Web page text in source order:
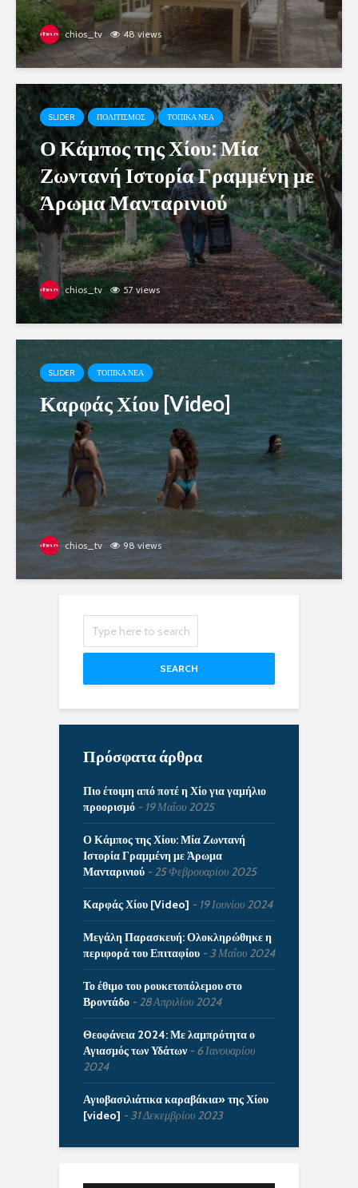
chios_tv 48 views
SLIDER ΠΟΛΙΤΙΣΜΟΣ ΤΟΠΙΚΑ ΝΕΑ
Ο Κάμπος της Χίου: Μία
Ζωντανή Ιστορία Γραμμένη με
Άρωμα Μανταρινιού
chios_tv 57 views
SLIDER ΤΟΠΙΚΑ ΝΕΑ
Καρφάς Χίου [Video]
chios_tv 98 views
SEARCH
Πρόσφατα άρθρα
Πιο έτοιμη από ποτέ η Χίο για γαμήλιο
προορισμό
19 Μαΐου 2025
Ο Κάμπος της Χίου: Μία Ζωντανή
Ιστορία Γραμμένη με Άρωμα
Μανταρινιού
25 Φεβρουαρίου 2025
Καρφάς Χίου [Video] 19 Ιουνίου 2024
Μεγάλη Παρασκευή: Ολοκληρώθηκε η
περιφορά του Επιταφίου
3 Μαΐου 2024
Το έθιμο του ρουκετοπόλεμου στο
Βροντάδο
28 Απριλίου 2024
Θεοφάνεια 2024: Με λαμπρότητα ο
Αγιασμός των Υδάτων
6 Ιανουαρίου
2024
Αγιοβασιλιάτικα καραβάκια» της Χίου
[video]
31 Δεκεμβρίου 2023